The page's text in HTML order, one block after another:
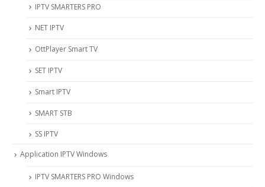
IPTV SMARTERS PRO
NET IPTV
OttPlayer Smart TV
SET IPTV
Smart IPTV
SMART STB
SS IPTV
Application IPTV Windows
IPTV SMARTERS PRO Windows